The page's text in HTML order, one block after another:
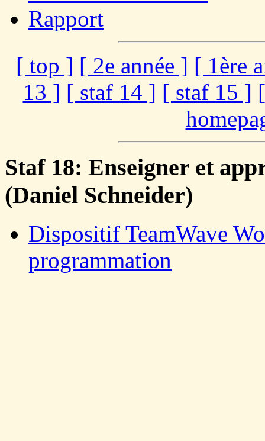
Rapport
[ top ] [ 2e année ] [ 1ère
13 ] [ staf 14 ] [ staf 15 ]
Staf 18: Enseigner et
(Daniel Schneider)
Dispositif TeamWave
programmation